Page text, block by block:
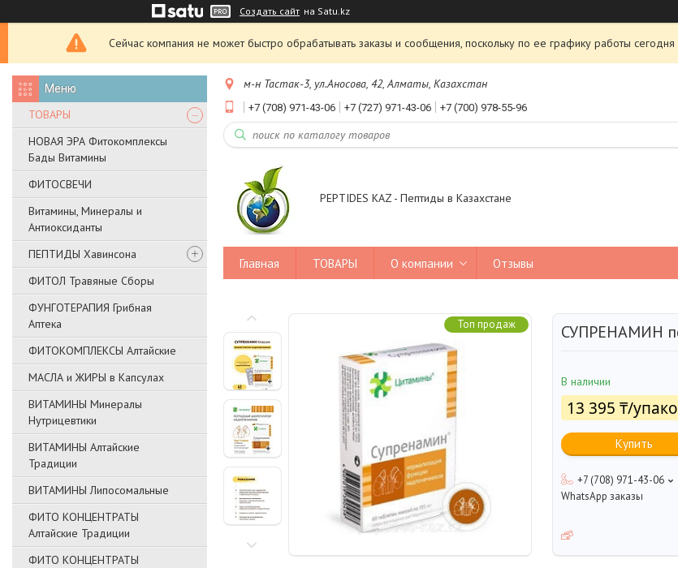
Создать сайт на Satu.kz
Сейчас компания не может быстро обрабатывать заказы и сообщения, поскольку по ее графику работы
ТОВАРЫ
НОВАЯ ЭРА Фитокомплексы
Бады Витамины
ФИТОСВЕЧИ
Витамины, Минералы и
Антиоксиданты
ПЕПТИДЫ Хавинсона
ФИТОЛ Травяные Сборы
ФУНГОТЕРАПИЯ Грибная
Аптека
ФИТОКОМПЛЕКСЫ Алтайские
МАСЛА и ЖИРЫ в Капсулах
ВИТАМИНЫ Минералы
Нутрицевтики
ВИТАМИНЫ Алтайские
Традиции
ВИТАМИНЫ Липосомальные
ФИТО КОНЦЕНТРАТЫ
Алтайские Традиции
ФИТО КОНЦЕНТРАТЫ
м-н Тастак-3, ул.Аносова, 42, Алматы, Казахстан
+7 (708) 971-43-06 +7 (727) 971-43-06 +7 (700) 978-55-96
PEPTIDES KAZ - Пептиды в Казахстане
Главная ТОВАРЫ О компании Отзывы
Топ продаж СУПРЕНАМИН
В наличии
13 395 ₸/
Купить
+7 (708) 971-43-06
WhatsApp заказы